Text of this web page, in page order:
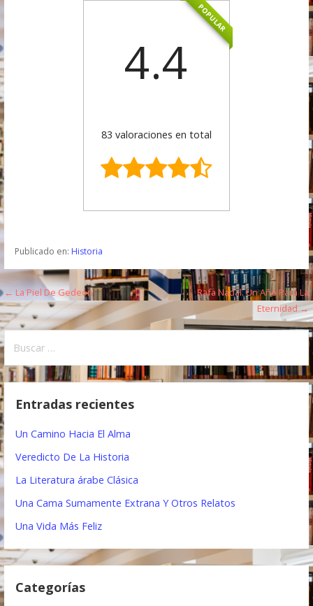
POPULAR
4.4
83 valoraciones en total
Publicado en: Historia
N
a
v
e
a
ó
n
d
← La Piel De Gedeón
Rafa Nadal. Un Año Para La
Eternidad →
s
Entradas recientes
Un Camino Hacia El Alma
Veredicto De La Historia
La Literatura árabe Clásica
Una Cama Sumamente Extrana Y Otros Relatos
Una Vida Más Feliz
Categorías